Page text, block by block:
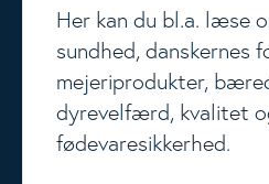
Her kan du bl.a. læse
sundhed, danskernes
mejeriprodukter,
dyrevelfærd, kvalitet
fødevaresikkerhed.